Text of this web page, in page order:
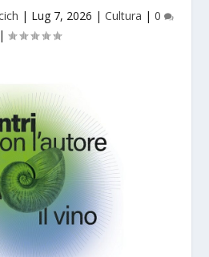
| Lug 7, 2026 | Cultura | 0
|